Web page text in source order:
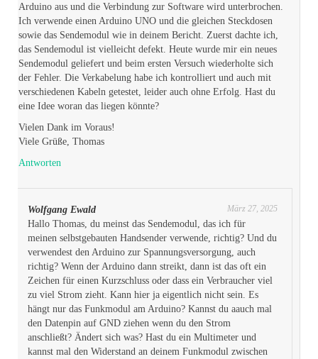
Arduino aus und die Verbindung zur Software wird unterbrochen.
Ich verwende einen Arduino UNO und die gleichen Steckdosen
sowie das Sendemodul wie in deinem Bericht. Zuerst dachte ich,
das Sendemodul ist vielleicht defekt. Heute wurde mir ein neues
Sendemodul geliefert und beim ersten Versuch wiederholte sich
der Fehler. Die Verkabelung habe ich kontrolliert und auch mit
verschiedenen Kabeln getestet, leider auch ohne Erfolg. Hast du
eine Idee woran das liegen könnte?
Vielen Dank im Voraus!
Viele Grüße, Thomas
Antworten
Wolfgang Ewald März 27, 2025
Hallo Thomas, du meinst das Sendemodul, das ich für
meinen selbstgebauten Handsender verwende, richtig? Und du
verwendest den Arduino zur Spannungsversorgung, auch
richtig? Wenn der Arduino dann streikt, dann ist das oft ein
Zeichen für einen Kurzschluss oder dass ein Verbraucher viel
zu viel Strom zieht. Kann hier ja eigentlich nicht sein. Es
hängt nur das Funkmodul am Arduino? Kannst du aauch mal
den Datenpin auf GND ziehen wenn du den Strom
anschließt? Ändert sich was? Hast du ein Multimeter und
kannst mal den Widerstand an deinem Funkmodul zwischen